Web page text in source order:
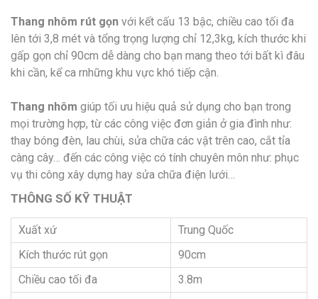
Thang nhôm rút gọn với kết cấu 13 bậc, chiều cao tối đa
lên tới 3,8 mét và tổng trọng lượng chỉ 12,3kg, kích thước khi
gấp gọn chỉ 90cm dễ dàng cho bạn mang theo tới bất kì đâu
khi cần, kể ca rnhững khu vực khó tiếp cận.
Thang nhôm giúp tối ưu hiệu quả sử dụng cho bạn trong
mọi trường hợp, từ các công việc đơn giản ở gia đình như:
thay bóng đèn, lau chùi, sửa chữa các vật trên cao, cắt tỉa
càng cây… đến các công việc có tính chuyên môn như: phục
vụ thi công xây dựng hay sửa chữa điện lưới…
THÔNG SỐ KỸ THUẬT
Xuất xứ
Trung Quốc
Kích thước rút gọn
90cm
Chiều cao tối đa
3.8m